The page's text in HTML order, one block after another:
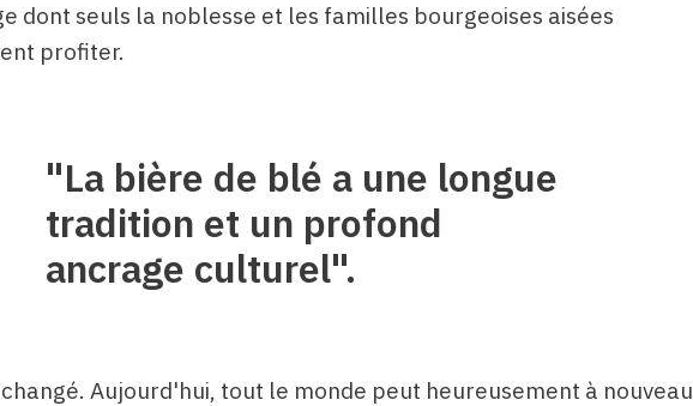
dont seuls la noblesse et les familles bourgeoises aisées
profiter.
"La bière de blé a une longue
tradition et un profond
ancrage culturel".
Aujourd'hui, tout le monde peut heureusement à nouveau